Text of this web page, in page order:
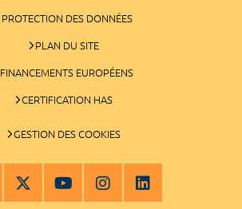
PROTECTION DES DONNÉES
PLAN DU SITE
FINANCEMENTS EUROPÉENS
CERTIFICATION HAS
GESTION DES COOKIES